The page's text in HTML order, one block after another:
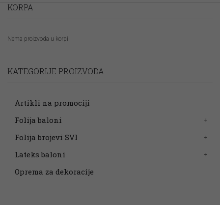
KORPA
Nema proizvoda u korpi
KATEGORIJE PROIZVODA
Artikli na promociji
Folija baloni
Folija brojevi SVI
Lateks baloni
Oprema za dekoracije